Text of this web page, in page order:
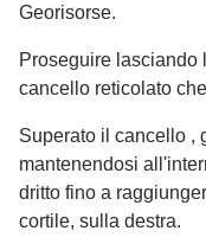
Georisorse.
Proseguire lasciando
cancello reticolato
Superato il cancello ,
mantenendosi
dritto fino a
cortile, sulla destra.